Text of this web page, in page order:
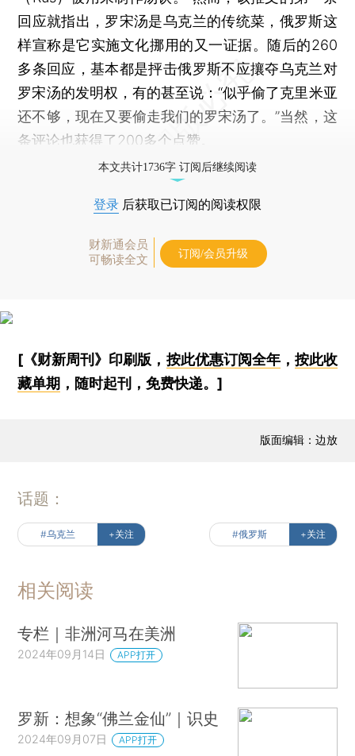
回应就指出，罗宋汤是乌克兰的传统菜，俄罗斯这
样宣称是它实施文化挪用的又一证据。随后的260
多条回应，基本都是抨击俄罗斯不应攘夺乌克兰对
罗宋汤的发明权，有的甚至说：“似乎偷了克里米亚
还不够，现在又要偷走我们的罗宋汤了。”当然，这
条评论也获得了200多个点赞。
本文共计1736字 订阅后继续阅读
登录 后获取已订阅的阅读权限
财新通会员
可畅读全文
订阅/会员升级
[《财新周刊》印刷版， 按此优惠订阅全年， 按此收
藏单期 ，随时起刊，免费快递。]
版面编辑：边放
话题：
#乌克兰 +关注 #俄罗斯 +关注
相关阅读
专栏｜非洲河马在美洲
2024年09月14日 APP打开
罗新：想象“佛兰金仙”｜识史
2024年09月07日 APP打开